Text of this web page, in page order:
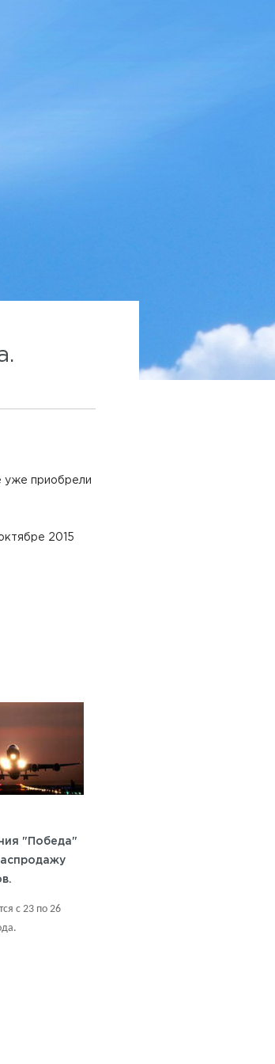
уже приобрели
2015
"Победа"
с 23 по 26